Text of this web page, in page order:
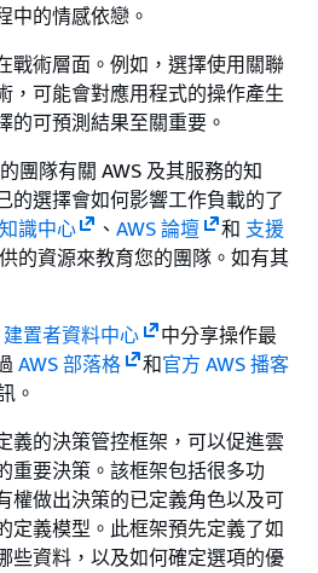
中的情感依戀。
戰術層面。例如，選擇使用關聯
，可能會對應用程式的操作產生
的可預測結果至關重要。
團隊有關 AWS 及其服務的知
的選擇會如何影響工作負載的了
識中心 、 AWS 論壇 和 支援
的資源來教育您的團隊。如有其
置者資料中心
中分享操作最
AWS 部落格 和官方 AWS 播客
。
義的決策管控框架，可以促進雲
重要決策。該框架包括很多功
權做出決策的已定義角色以及可
定義模型。此框架預先定義了如
些資料，以及如何確定選項的優